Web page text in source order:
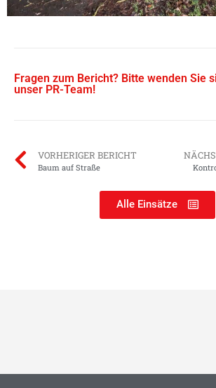
Fragen zum Bericht? Bitte wenden Sie
unser PR-Team!
VORHERIGER BERICHT
Baum auf Straße
Alle Einsätze